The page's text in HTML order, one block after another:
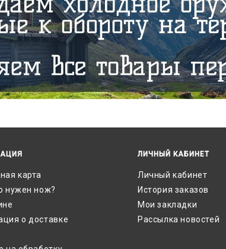
карта
нужен нож?
о доставке
ЛИЧНЫЙ КАБИНЕТ
Личный кабинет
История заказов
Мои закладки
Рассылка новостей